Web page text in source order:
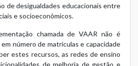
de desigualdades educacionais entre
e socioeconômicos.
chamada de VAAR não é
número de matrículas e capacidade
estes recursos, as redes de ensino
de melhoria de gestão e